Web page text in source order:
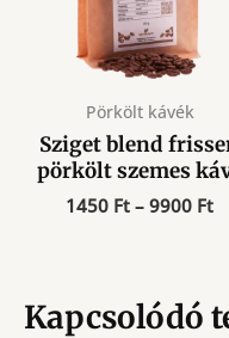
Pörkölt kávék
Sziget blend
pörkölt szemes
1450 Ft – 9900 Ft
Kapcsolódó